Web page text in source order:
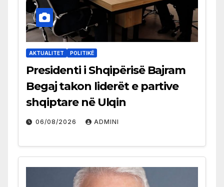
AKTUALITET POLITIKË
Presidenti i Shqipërisë Bajram
Begaj takon liderët e partive
shqiptare në Ulqin
06/08/2026 ADMINI